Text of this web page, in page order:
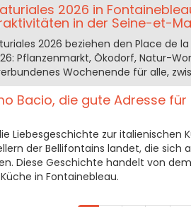
2026 in
in der Seine-et-
2026 beziehen den Place de
Pflanzenmarkt, Ökodorf, Natur-
Wochenende für alle,
Bacio, die gute Adresse
Liebesgeschichte zur italienischen
der Bellifontains landet, die
Diese Geschichte handelt von
in Fontainebleau.